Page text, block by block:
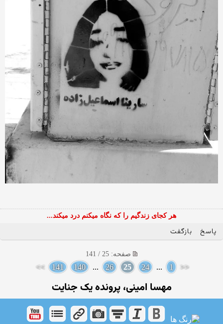
هر کجای زندگیم را که نگاه میکنم درد میکند...
پاسخ بازگفت
صفحه: 25 / 141
<<
1
...
24
25
26
...
140
141
>>
مهسا امینی، پرونده یک جنایت